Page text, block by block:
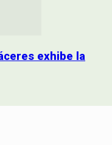
exhibe la